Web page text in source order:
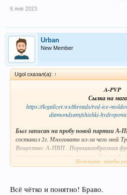
6 янв 2023
Urban
New Member
Ugol сказал(а): ↑
A-PVP
Сылка на
https://legalizer.ws/threads/red-ice-
diamondsamfshishki-
Был записан на пробу новой партии
составил 2г. Многовато из-за чего мой
Вещество: А-ПВП . Порошкообразная
встречающимися камушками. Без
хододной воде. Не дает осадка. Растор
Нажмите, чтобы
Всё чётко и понятно! Браво.